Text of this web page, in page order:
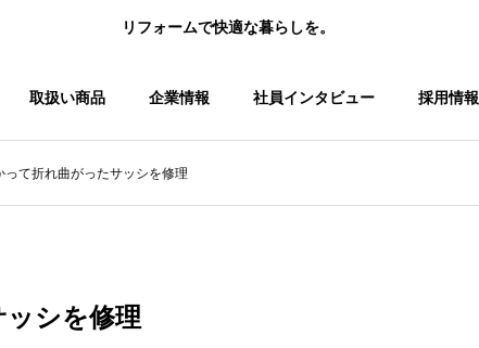
リフォームで快適な暮らしを。
取扱い商品 企業情報 社員インタビュー 採用情報
って折れ曲がったサッシを修理
シを修理